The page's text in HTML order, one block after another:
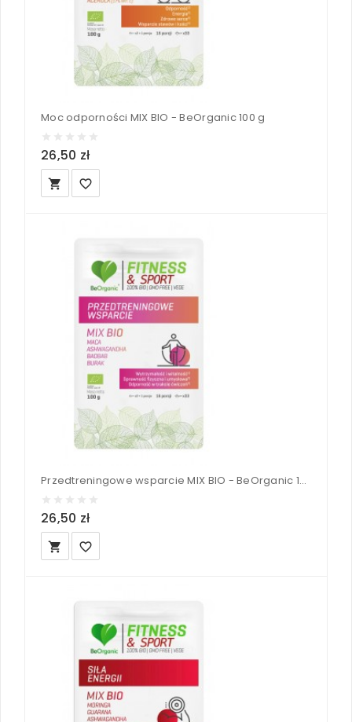
Moc odporności MIX BIO - BeOrganic 100 g
26,50 zł
local_grocery_store favorite_border
Przedtreningowe wsparcie MIX BIO - BeOrganic 100 g
26,50 zł
local_grocery_store favorite_border